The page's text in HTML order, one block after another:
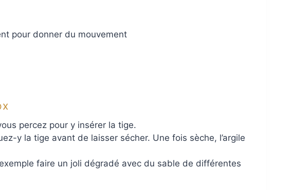
pour donner du mouvement
percez pour y insérer la tige.
y la tige avant de laisser sécher. Une fois sèche, l’argile
faire un joli dégradé avec du sable de différentes